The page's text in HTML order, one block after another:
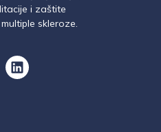
i zaštite
skleroze.